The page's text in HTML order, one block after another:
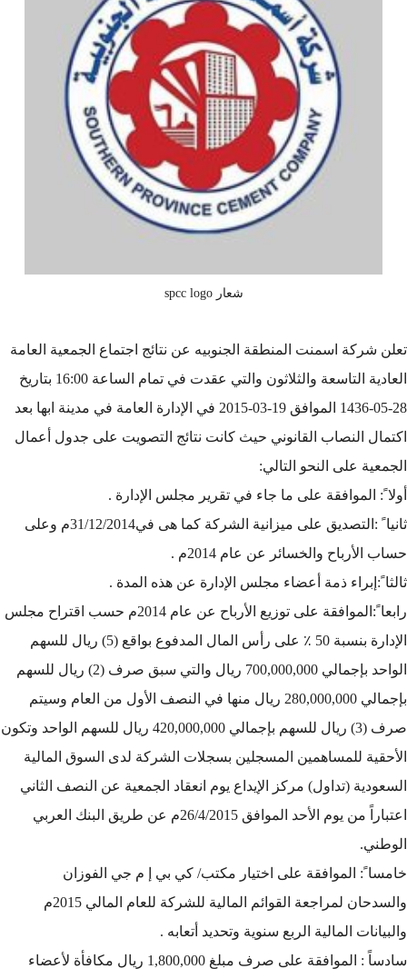
شعار spcc logo
تعلن شركة اسمنت المنطقة الجنوبيه عن نتائج اجتماع الجمعية العامة
العادية التاسعة والثلاثون والتي عقدت في تمام الساعة 16:00 بتاريخ
28-05-1436 الموافق 19-03-2015 في الإدارة العامة في مدينة ابها بعد
اكتمال النصاب القانوني حيث كانت نتائج التصويت على جدول أعمال
الجمعية على النحو التالي:
أولا ً: الموافقة على ما جاء في تقرير مجلس الإدارة .
ثانيا ً :التصديق على ميزانية الشركة كما هى في31/12/2014م وعلى
حساب الأرباح والخسائر عن عام 2014م .
ثالثا ً:إبراء ذمة أعضاء مجلس الإدارة عن هذه المدة .
رابعا ً:الموافقة على توزيع الأرباح عن عام 2014م حسب اقتراح مجلس
الإدارة بنسبة 50 ٪ على رأس المال المدفوع بواقع (5) ريال للسهم
الواحد بإجمالي 700,000,000 ريال والتي سبق صرف (2) ريال للسهم
بإجمالي 280,000,000 ريال منها في النصف الأول من العام وسيتم
صرف (3) ريال للسهم بإجمالي 420,000,000 ريال للسهم الواحد وتكون
الأحقية للمساهمين المسجلين بسجلات الشركة لدى السوق المالية
السعودية (تداول) مركز الإيداع يوم انعقاد الجمعية عن النصف الثاني
اعتباراً من يوم الأحد الموافق 26/4/2015م عن طريق البنك العربي
الوطني.
خامسا ً: الموافقة على اختيار مكتب/ كي بي إ م جي الفوزان
والسدحان لمراجعة القوائم المالية للشركة للعام المالي 2015م
والبيانات المالية الربع سنوية وتحديد أتعابه .
سادساً : الموافقة على صرف مبلغ 1,800,000 ريال مكافأة لأعضاء